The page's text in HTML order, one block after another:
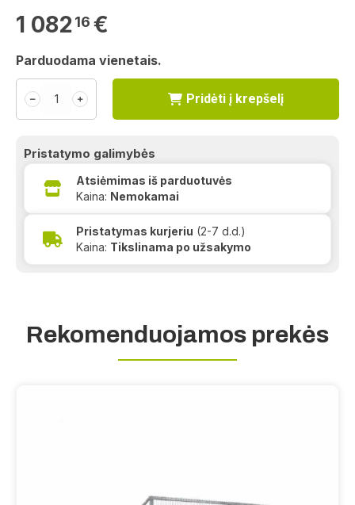
1 08216 €
Parduodama vienetais.
﹣ ﹢ Pridėti į krepšelį
Pristatymo galimybės
Atsiėmimas iš parduotuvės
Kaina: Nemokamai
Pristatymas kurjeriu (2-7 d.d.)
Kaina: Tikslinama po užsakymo
Rekomenduojamos prekės